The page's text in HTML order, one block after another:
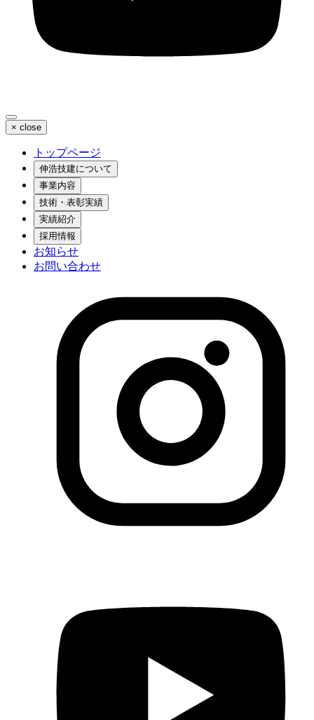
× close
トップページ
伸浩技建について
事業内容
技術・表彰実績
実績紹介
採用情報
お知らせ
お問い合わせ